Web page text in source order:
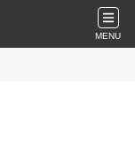
MENU